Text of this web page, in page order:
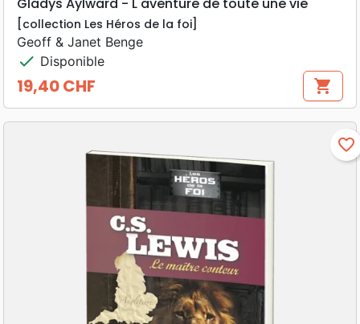
Gladys Aylward - L'aventure de toute une vie
[collection Les Héros de la foi]
Geoff & Janet Benge
check Disponible
Prix
19,40 CHF shopping_cart
favorite_border